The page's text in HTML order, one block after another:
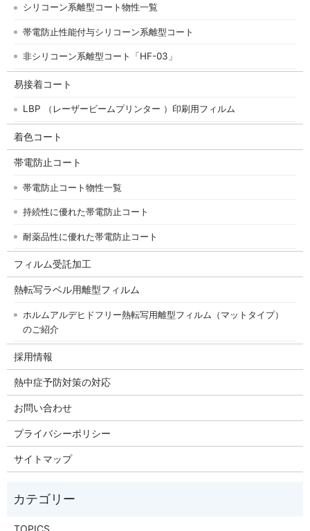
シリコーン系離型コート物性一覧
帯電防止性能付与シリコーン系離型コート
非シリコーン系離型コート「HF-03」
易接着コート
LBP （レーザービームプリンター ）印刷用フィルム
着色コート
帯電防止コート
帯電防止コート物性一覧
持続性に優れた帯電防止コート
耐薬品性に優れた帯電防止コート
フィルム受託加工
熱転写ラベル用離型フィルム
ホルムアルデヒドフリー熱転写用離型フィルム（マットタイプ）
のご紹介
採用情報
熱中症予防対策の対応
お問い合わせ
プライバシーポリシー
サイトマップ